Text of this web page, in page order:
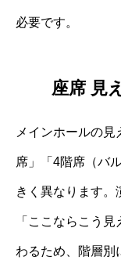
必要です。
座席 見
メインホールの
席」「4階席（バ
きく異なります。
「ここならこう
わるため、階層別